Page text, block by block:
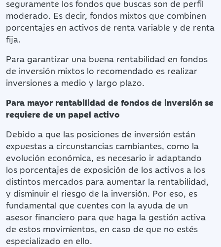
seguramente los fondos que buscas son de perfil
moderado. Es decir, fondos mixtos que combinen
porcentajes en activos de renta variable y de renta
fija.
Para garantizar una buena rentabilidad en fondos
de inversión mixtos lo recomendado es realizar
inversiones a medio y largo plazo.
Para mayor rentabilidad de fondos de inversión se
requiere de un papel activo
Debido a que las posiciones de inversión están
expuestas a circunstancias cambiantes, como la
evolución económica, es necesario ir adaptando
los porcentajes de exposición de los activos a los
distintos mercados para aumentar la rentabilidad,
y disminuir el riesgo de la inversión. Por eso, es
fundamental que cuentes con la ayuda de un
asesor financiero para que haga la gestión activa
de estos movimientos, en caso de que no estés
especializado en ello.